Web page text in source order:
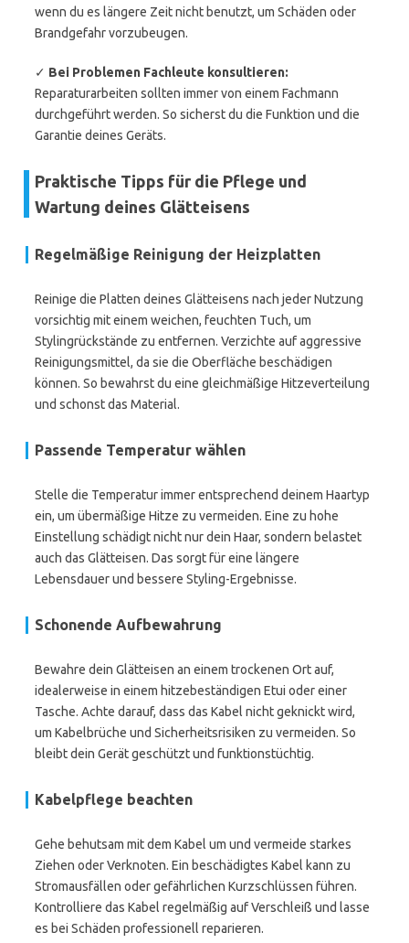
wenn du es längere Zeit nicht benutzt, um Schäden oder
Brandgefahr vorzubeugen.
✓ Bei Problemen Fachleute konsultieren:
Reparaturarbeiten sollten immer von einem Fachmann
durchgeführt werden. So sicherst du die Funktion und die
Garantie deines Geräts.
Praktische Tipps für die Pflege und
Wartung deines Glätteisens
Regelmäßige Reinigung der Heizplatten
Reinige die Platten deines Glätteisens nach jeder Nutzung
vorsichtig mit einem weichen, feuchten Tuch, um
Stylingrückstände zu entfernen. Verzichte auf aggressive
Reinigungsmittel, da sie die Oberfläche beschädigen
können. So bewahrst du eine gleichmäßige Hitzeverteilung
und schonst das Material.
Passende Temperatur wählen
Stelle die Temperatur immer entsprechend deinem Haartyp
ein, um übermäßige Hitze zu vermeiden. Eine zu hohe
Einstellung schädigt nicht nur dein Haar, sondern belastet
auch das Glätteisen. Das sorgt für eine längere
Lebensdauer und bessere Styling-Ergebnisse.
Schonende Aufbewahrung
Bewahre dein Glätteisen an einem trockenen Ort auf,
idealerweise in einem hitzebeständigen Etui oder einer
Tasche. Achte darauf, dass das Kabel nicht geknickt wird,
um Kabelbrüche und Sicherheitsrisiken zu vermeiden. So
bleibt dein Gerät geschützt und funktionstüchtig.
Kabelpflege beachten
Gehe behutsam mit dem Kabel um und vermeide starkes
Ziehen oder Verknoten. Ein beschädigtes Kabel kann zu
Stromausfällen oder gefährlichen Kurzschlüssen führen.
Kontrolliere das Kabel regelmäßig auf Verschleiß und lasse
es bei Schäden professionell reparieren.